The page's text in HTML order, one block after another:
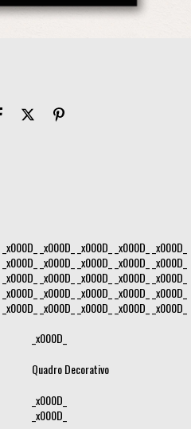
_x000D_ _x000D_ _x000D_ _x000D_
_x000D_ _x000D_ _x000D_ _x000D_
_x000D_ _x000D_ _x000D_ _x000D_
_x000D_ _x000D_ _x000D_ _x000D_
_x000D_ _x000D_ _x000D_ _x000D_
_x000D_
Quadro Decorativo
_x000D_
_x000D_